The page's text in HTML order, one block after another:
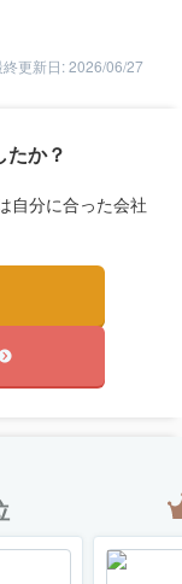
終更新日: 2026/06/27
か？
自分に合った会社